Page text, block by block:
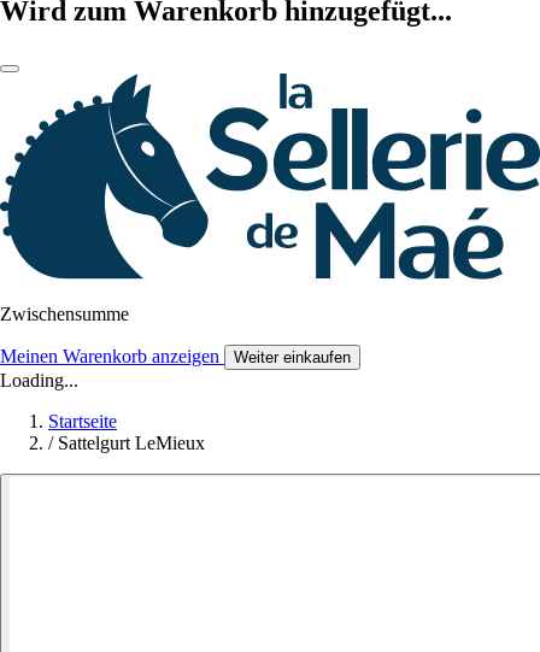
Wird zum Warenkorb hinzugefügt...
Zwischensumme
Meinen Warenkorb anzeigen Weiter einkaufen
Loading...
Startseite
/ Sattelgurt LeMieux